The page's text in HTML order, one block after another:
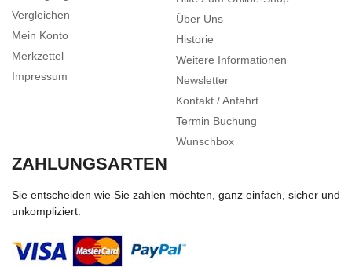
Vergleichen
Mein Konto
Merkzettel
Impressum
Über Uns
Historie
Weitere Informationen
Newsletter
Kontakt / Anfahrt
Termin Buchung
Wunschbox
ZAHLUNGSARTEN
Sie entscheiden wie Sie zahlen möchten, ganz einfach, sicher und
unkompliziert.